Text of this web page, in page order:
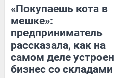
«Покупаешь кота в
мешке»:
предприниматель
рассказала, как на
самом деле устроен
бизнес со складами